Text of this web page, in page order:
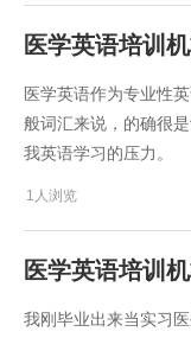
医学英语培训
医学英语作为专业性
般词汇来说，的确很
我英语学习的压力。
1人浏览
医学英语培训
我刚毕业出来当实习